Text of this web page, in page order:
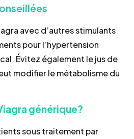
avec d’autres stimulants
pour l’hypertension
Évitez également le jus de
modifier le métabolisme du
générique?
sous traitement par